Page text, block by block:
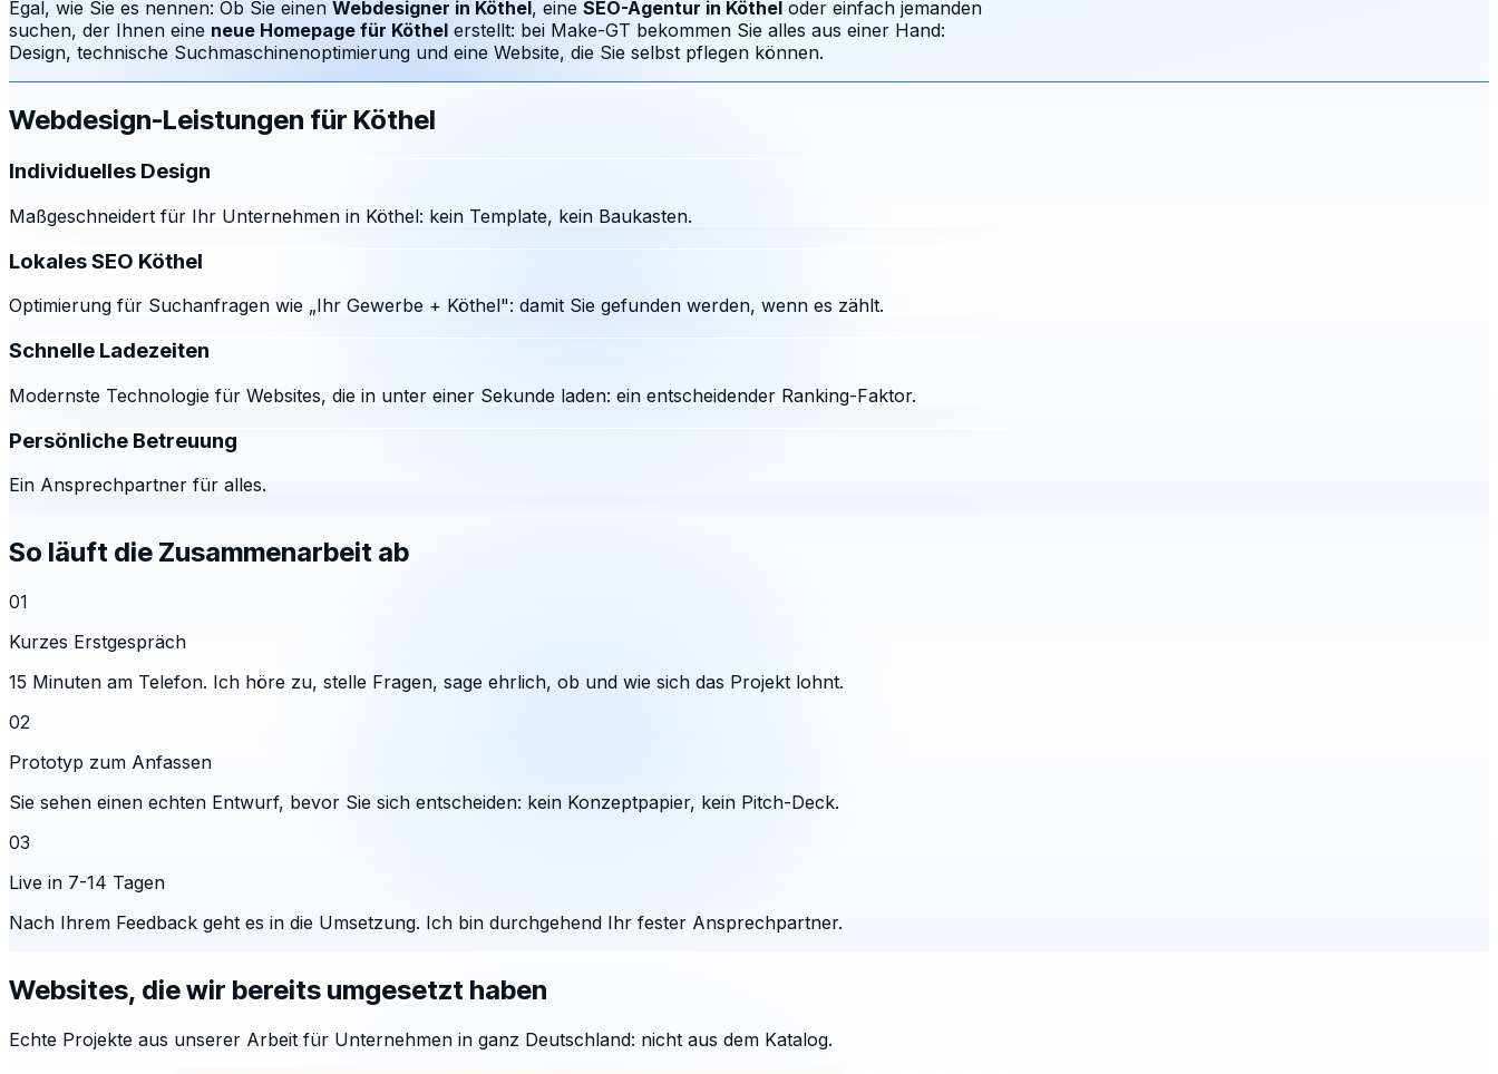
Egal, wie Sie es nennen: Ob Sie einen Webdesigner in Köthel, eine SEO-Agentur in Köthel oder einfach jemanden
suchen, der Ihnen eine neue Homepage für Köthel erstellt: bei Make-GT bekommen Sie alles aus einer Hand:
Design, technische Suchmaschinenoptimierung und eine Website, die Sie selbst pflegen können.
Webdesign-Leistungen für Köthel
Individuelles Design
Maßgeschneidert für Ihr Unternehmen in Köthel: kein Template, kein Baukasten.
Lokales SEO Köthel
Optimierung für Suchanfragen wie „Ihr Gewerbe + Köthel": damit Sie gefunden werden, wenn es zählt.
Schnelle Ladezeiten
Modernste Technologie für Websites, die in unter einer Sekunde laden: ein entscheidender Ranking-Faktor.
Persönliche Betreuung
Ein Ansprechpartner für alles.
So läuft die Zusammenarbeit ab
01
Kurzes Erstgespräch
15 Minuten am Telefon. Ich höre zu, stelle Fragen, sage ehrlich, ob und wie sich das Projekt lohnt.
02
Prototyp zum Anfassen
Sie sehen einen echten Entwurf, bevor Sie sich entscheiden: kein Konzeptpapier, kein Pitch-Deck.
03
Live in 7-14 Tagen
Nach Ihrem Feedback geht es in die Umsetzung. Ich bin durchgehend Ihr fester Ansprechpartner.
Websites, die wir bereits umgesetzt haben
Echte Projekte aus unserer Arbeit für Unternehmen in ganz Deutschland: nicht aus dem Katalog.